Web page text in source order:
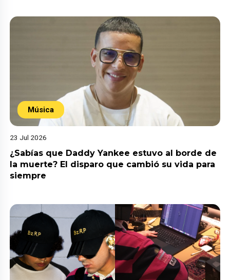
Música
23 Jul 2026
¿Sabías que Daddy Yankee estuvo al borde de
la muerte? El disparo que cambió su vida para
siempre